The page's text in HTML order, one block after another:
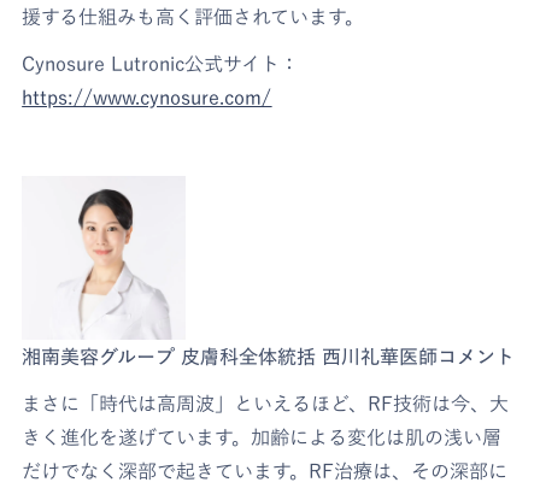
援する仕組みも高く評価されています。
Cynosure Lutronic公式サイト：
https://www.cynosure.com/
湘南美容グループ 皮膚科全体統括 西川礼華医師コメント
まさに「時代は高周波」といえるほど、RF技術は今、大
きく進化を遂げています。加齢による変化は肌の浅い層
だけでなく深部で起きています。RF治療は、その深部に